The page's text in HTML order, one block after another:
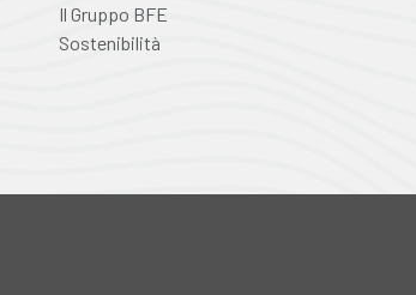
Il Gruppo BFE
Sostenibilità